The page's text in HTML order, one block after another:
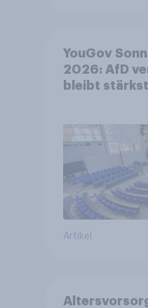
YouGov
2026: AfD
bleibt
Artikel